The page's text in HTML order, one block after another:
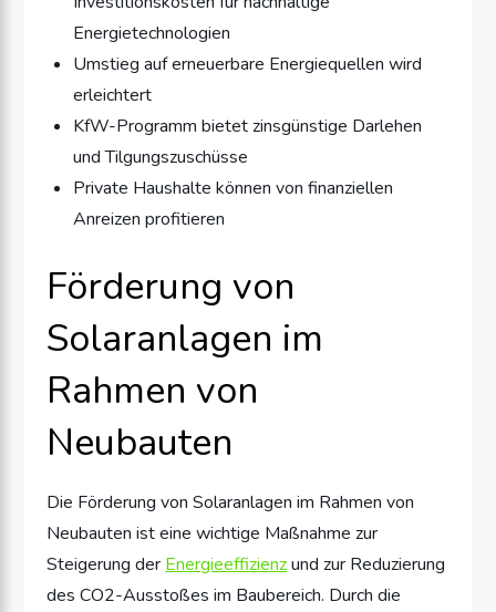
Energietechnologien
Umstieg auf erneuerbare Energiequellen wird
erleichtert
KfW-Programm bietet zinsgünstige Darlehen
und Tilgungszuschüsse
Private Haushalte können von finanziellen
Anreizen profitieren
Förderung von
Solaranlagen im
Rahmen von
Neubauten
Die Förderung von Solaranlagen im Rahmen von
Neubauten ist eine wichtige Maßnahme zur
Steigerung der Energieeffizienzund zur Reduzierung
des CO2-Ausstoßes im Baubereich. Durch die